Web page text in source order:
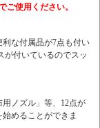
使用ください。
な付属品が7点も付い
が付いているのでスッ
用ノズル」等、12点が
めることができま